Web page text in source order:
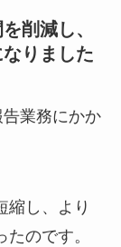
削減し、
りました
業務にかか
縮し、より
のです。